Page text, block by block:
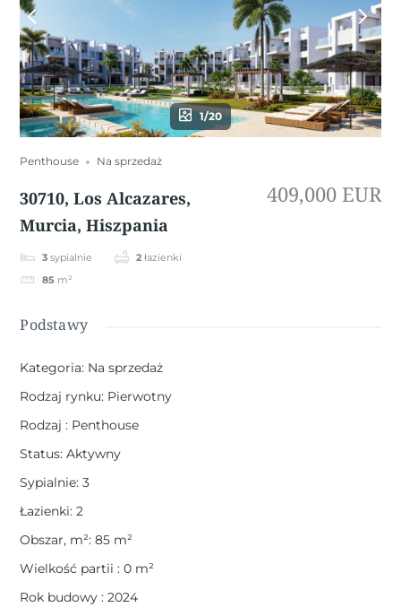
1/20
Penthouse Na sprzedaż
30710, Los Alcazares,
Murcia, Hiszpania
3 sypialnie 2 łazienki
85 m²
409,000 EUR
Podstawy
Kategoria: Na sprzedaż
Rodzaj rynku: Pierwotny
Rodzaj: Penthouse
Status: Aktywny
Sypialnie: 3
Łazienki: 2
Obszar, m²: 85 m²
Wielkość partii: 0 m²
Rok budowy: 2024